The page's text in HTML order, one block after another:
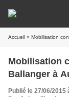
Accueil » Mobilisation
Mobilisation
Ballanger à
Publié le 27/06/2015